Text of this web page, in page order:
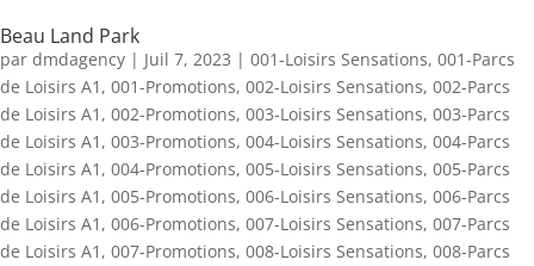
Beau Land Park
par dmdagency | Juil 7, 2023 | 001-Loisirs Sensations, 001-Parcs
de Loisirs A1 , 001-Promotions, 002-Loisirs Sensations, 002-Parcs
de Loisirs A1 , 002-Promotions, 003-Loisirs Sensations, 003-Parcs
de Loisirs A1 , 003-Promotions, 004-Loisirs Sensations, 004-Parcs
de Loisirs A1 , 004-Promotions, 005-Loisirs Sensations, 005-Parcs
de Loisirs A1 , 005-Promotions, 006-Loisirs Sensations, 006-Parcs
de Loisirs A1 , 006-Promotions, 007-Loisirs Sensations, 007-Parcs
de Loisirs A1 , 007-Promotions, 008-Loisirs Sensations, 008-Parcs